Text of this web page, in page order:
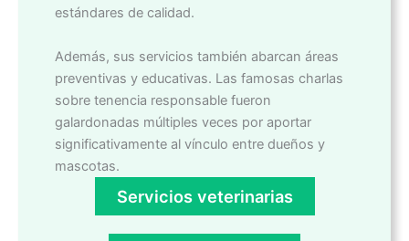
estándares de calidad.
Además, sus servicios también abarcan áreas
preventivas y educativas. Las famosas charlas
sobre tenencia responsable fueron
galardonadas múltiples veces por aportar
significativamente al vínculo entre dueños y
mascotas.
Servicios veterinarias